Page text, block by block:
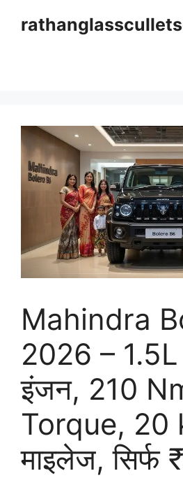
Mahindra
2026 –
इंजन, 210
Torque, 20
माइलेज, सिर्फ